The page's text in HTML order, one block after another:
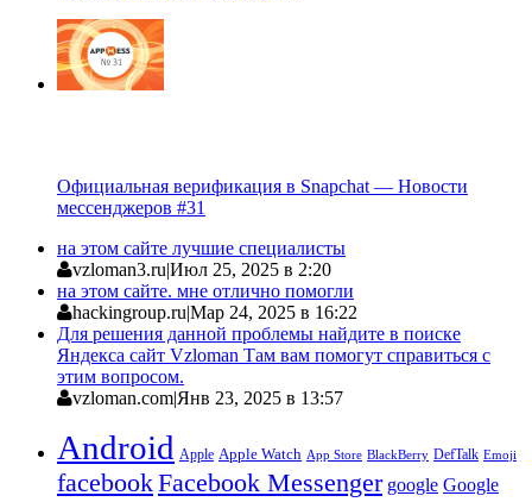
Официальная верификация в Snapchat — Новости
мессенджеров #31
на этом сайте лучшие специалисты
vzloman3.ru|Июл 25, 2025 в 2:20
на этом сайте. мне отлично помогли
hackingroup.ru|Мар 24, 2025 в 16:22
Для решения данной проблемы найдите в поиске
Яндекса сайт Vzloman Там вам помогут справиться с
этим вопросом.
vzloman.com|Янв 23, 2025 в 13:57
Android Apple Apple Watch App Store BlackBerry DefTalk Emoji
facebookFacebook Messenger google Google